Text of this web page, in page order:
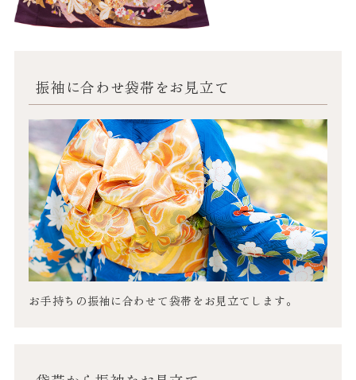
振袖に合わせ袋帯をお見立て
お手持ちの振袖に合わせて袋帯をお見立てします。